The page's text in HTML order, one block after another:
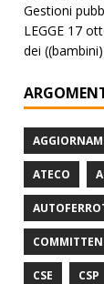
Gestioni
LEGGE 17
dei
ATECO
CSE CSP